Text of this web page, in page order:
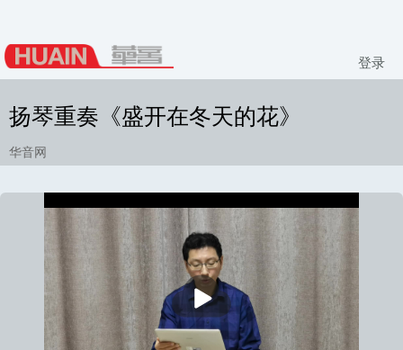
登录
扬琴重奏《盛开在冬天的花》
华音网
播
放